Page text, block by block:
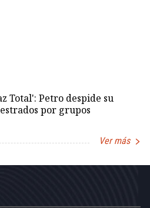
Total': Petro despide su
por grupos
Ver más